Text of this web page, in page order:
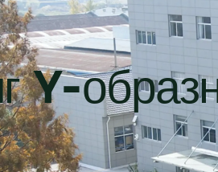
Y-